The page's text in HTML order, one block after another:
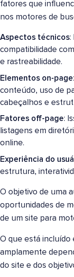
fatores que
nos motores de
Aspectos técnicos:
compatibilidade
e rastreabilidade.
Elementos on-page
conteúdo, uso de
cabeçalhos e
Fatores off-page:
listagens em
online.
Experiência do
estrutura,
O objetivo de uma
oportunidades de
de um site para
O que está incluído
amplamente
do site e dos